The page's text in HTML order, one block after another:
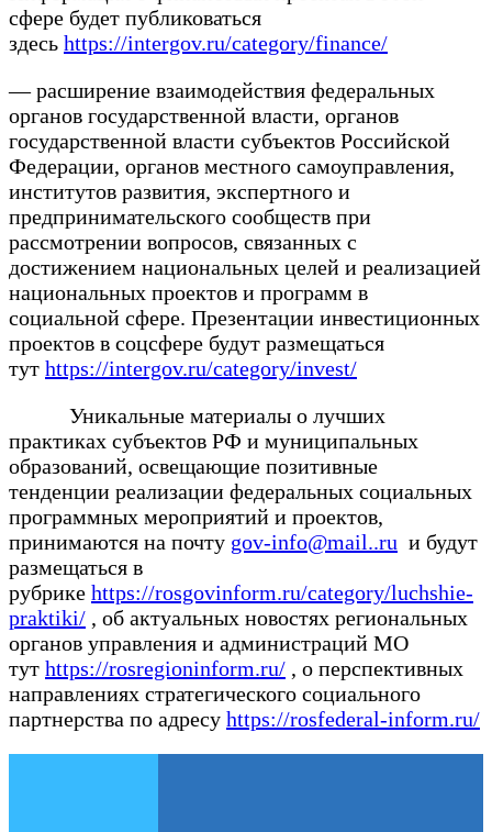
сфере будет публиковаться
здесь https://intergov.ru/category/finance/
— расширение взаимодействия федеральных
органов государственной власти, органов
государственной власти субъектов Российской
Федерации, органов местного самоуправления,
институтов развития, экспертного и
предпринимательского сообществ при
рассмотрении вопросов, связанных с
достижением национальных целей и реализацией
национальных проектов и программ в
социальной сфере. Презентации инвестиционных
проектов в соцсфере будут размещаться
тут https://intergov.ru/category/invest/
Уникальные материалы о лучших
практиках субъектов РФ и муниципальных
образований, освещающие позитивные
тенденции реализации федеральных социальных
программных мероприятий и проектов,
принимаются на почту gov-info@mail..ru и будут
размещаться в
рубрике https://rosgovinform.ru/category/luchshie-
praktiki/ , об актуальных новостях региональных
органов управления и администраций МО
тут https://rosregioninform.ru/ , о перспективных
направлениях стратегического социального
партнерства по адресу https://rosfederal-inform.ru/